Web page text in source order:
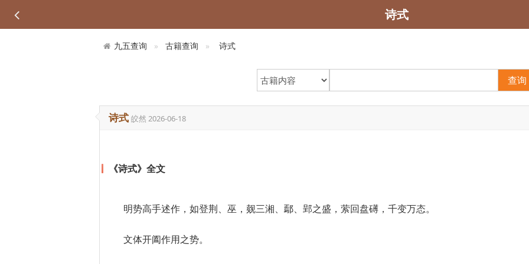
诗式
九五查询 古籍查询 诗式
查询
诗式 皎然 2026-06-18
《诗式》全文
明势高手述作，如登荆、巫，觌三湘、鄢、郢之盛，萦回盘礡，千变万态。
文体开阖作用之势。